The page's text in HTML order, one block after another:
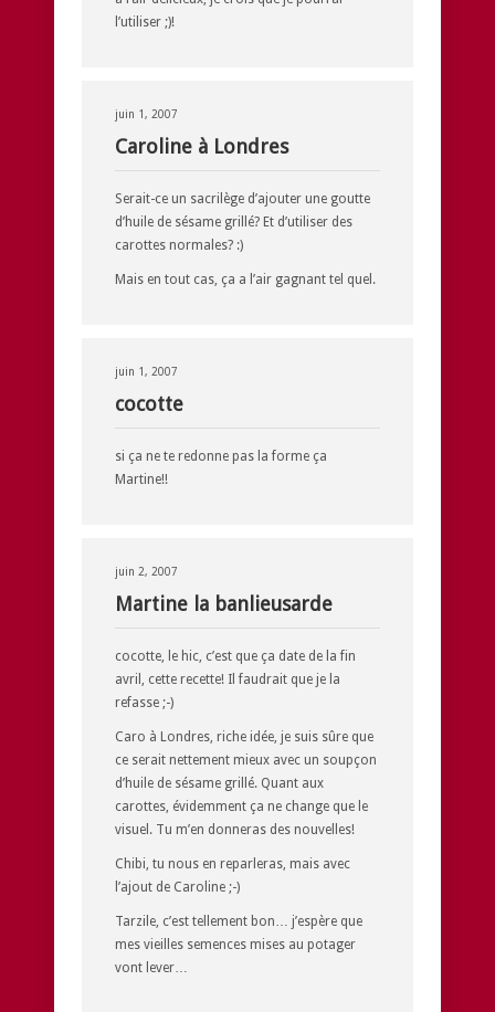
l’utiliser ;)!
juin 1, 2007
Caroline à Londres
Serait-ce un sacrilège d’ajouter une goutte
d’huile de sésame grillé? Et d’utiliser des
carottes normales? :)
Mais en tout cas, ça a l’air gagnant tel quel.
juin 1, 2007
cocotte
si ça ne te redonne pas la forme ça
Martine!!
juin 2, 2007
Martine la banlieusarde
cocotte, le hic, c’est que ça date de la fin
avril, cette recette! Il faudrait que je la
refasse ;-)
Caro à Londres, riche idée, je suis sûre que
ce serait nettement mieux avec un soupçon
d’huile de sésame grillé. Quant aux
carottes, évidemment ça ne change que le
visuel. Tu m’en donneras des nouvelles!
Chibi, tu nous en reparleras, mais avec
l’ajout de Caroline ;-)
Tarzile, c’est tellement bon… j’espère que
mes vieilles semences mises au potager
vont lever…